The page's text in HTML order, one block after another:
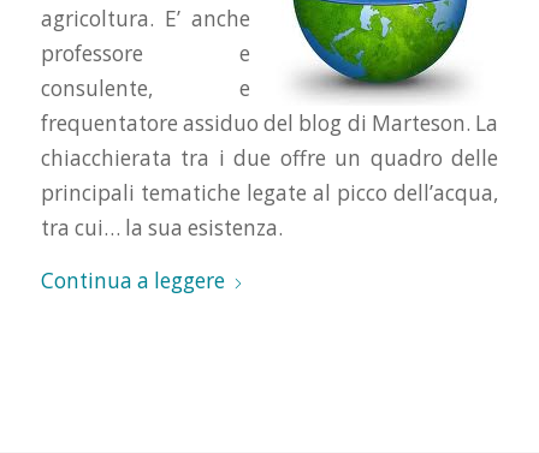
agricoltura. E’ anche
professore e
consulente, e
frequentatore assiduo del blog di Marteson. La
chiacchierata tra i due offre un quadro delle
principali tematiche legate al picco dell’acqua,
tra cui… la sua esistenza.
Continua a leggere